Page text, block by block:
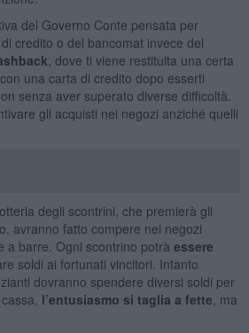
del Governo Conte pensata per
credito o del bancomat invece del
, dove ti viene restituita una certa
una carta di credito dopo esserti
senza aver superato diverse difficoltà.
gli acquisti nei negozi anziché quelli
degli scontrini, che premierà gli
avranno fatto compere nei negozi
a barre. Ogni scontrino potrà essere
soldi ai fortunati vincitori. Intanto
dovranno spendere diversi soldi per
l’entusiasmo si taglia a fette , ma